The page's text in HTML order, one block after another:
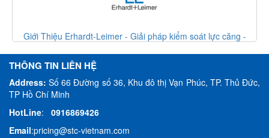
căng -
Giới Thiệu Erhardt-Leimer - Giải pháp kiểm soát lực
THÔNG TIN LIÊN HỆ
Address:Số 66 Đường số 36, Khu đô thị Vạn Phúc, TP. Thủ Đức,
TP Hồ Chí Minh
HotLine: 0916869426
Email:pricing@stc-vietnam.com